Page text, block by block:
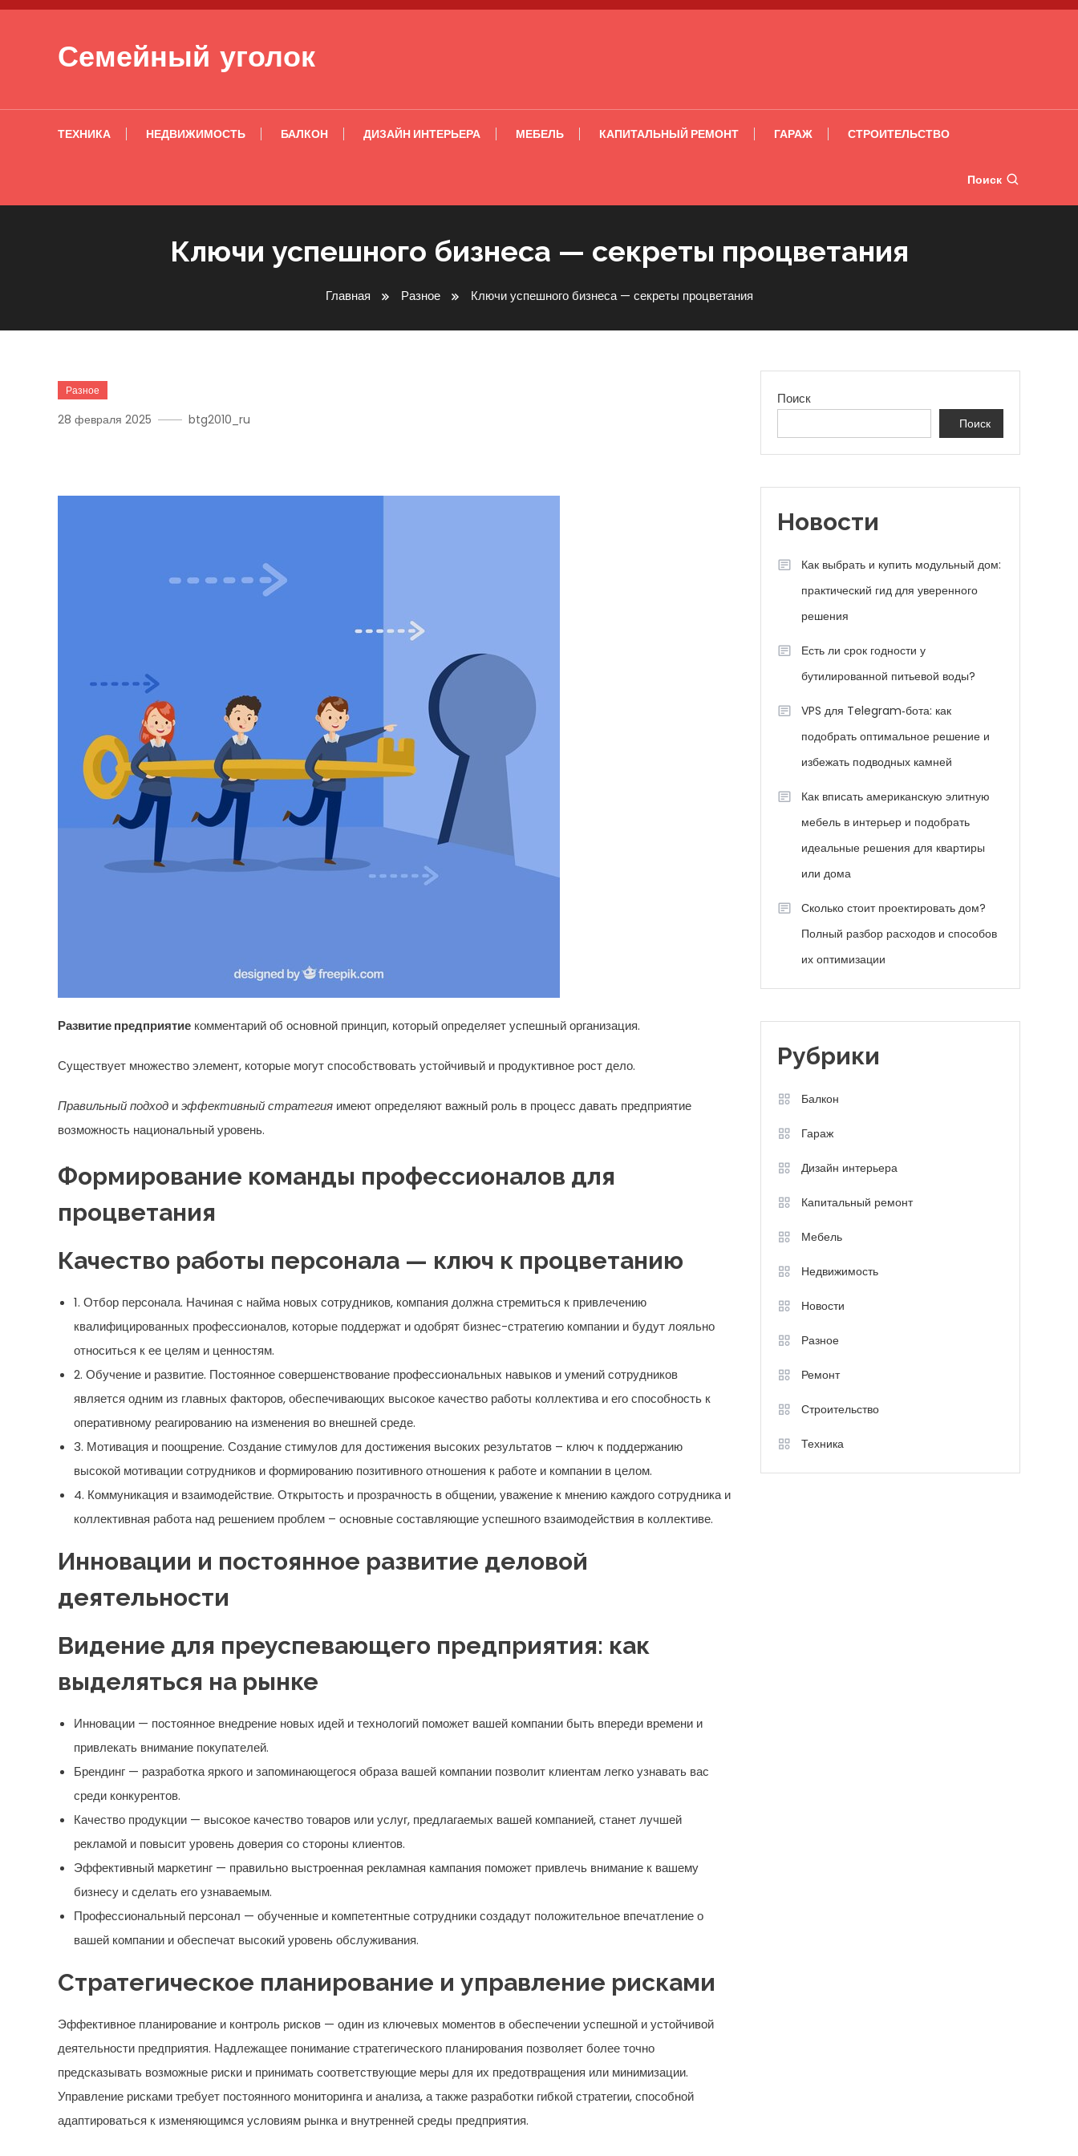
Перейти к содержимому
Семейный уголок
ТЕХНИКА НЕДВИЖИМОСТЬ БАЛКОН ДИЗАЙН ИНТЕРЬЕРА МЕБЕЛЬ КАПИТАЛЬНЫЙ РЕМОНТ ГАРАЖ СТРОИТЕЛЬСТВО
Поиск
Ключи успешного бизнеса — секреты процветания
Главная Разное Ключи успешного бизнеса — секреты процветания
Разное
28 февраля 2025 btg2010_ru
Развитие предприятие комментарий об основной принцип, который определяет успешный организация.
Существует множество элемент, которые могут способствовать устойчивый и продуктивное рост дело.
Правильный подход иэффективный стратегия имеют определяют важный роль в процесс давать предприятие
возможность национальный уровень.
Формирование команды профессионалов для
процветания
Качество работы персонала — ключ к процветанию
1. Отбор персонала. Начиная с найма новых сотрудников, компания должна стремиться к привлечению
квалифицированных профессионалов, которые поддержат и одобрят бизнес-стратегию компании и будут лояльно
относиться к ее целям и ценностям.
2. Обучение и развитие. Постоянное совершенствование профессиональных навыков и умений сотрудников
является одним из главных факторов, обеспечивающих высокое качество работы коллектива и его способность к
оперативному реагированию на изменения во внешней среде.
3. Мотивация и поощрение. Создание стимулов для достижения высоких результатов – ключ к поддержанию
высокой мотивации сотрудников и формированию позитивного отношения к работе и компании в целом.
4. Коммуникация и взаимодействие. Открытость и прозрачность в общении, уважение к мнению каждого сотрудника и
коллективная работа над решением проблем – основные составляющие успешного взаимодействия в коллективе.
Инновации и постоянное развитие деловой
деятельности
Видение для преуспевающего предприятия: как
выделяться на рынке
Инновации — постоянное внедрение новых идей и технологий поможет вашей компании быть впереди времени и
привлекать внимание покупателей.
Брендинг — разработка яркого и запоминающегося образа вашей компании позволит клиентам легко узнавать вас
среди конкурентов.
Качество продукции — высокое качество товаров или услуг, предлагаемых вашей компанией, станет лучшей
рекламой и повысит уровень доверия со стороны клиентов.
Эффективный маркетинг — правильно выстроенная рекламная кампания поможет привлечь внимание к вашему
бизнесу и сделать его узнаваемым.
Профессиональный персонал — обученные и компетентные сотрудники создадут положительное впечатление о
вашей компании и обеспечат высокий уровень обслуживания.
Стратегическое планирование и управление рисками
Эффективное планирование и контроль рисков — один из ключевых моментов в обеспечении успешной и устойчивой
деятельности предприятия. Надлежащее понимание стратегического планирования позволяет более точно
предсказывать возможные риски и принимать соответствующие меры для их предотвращения или минимизации.
Управление рисками требует постоянного мониторинга и анализа, а также разработки гибкой стратегии, способной
адаптироваться к изменяющимся условиям рынка и внутренней среды предприятия.
Поиск
Поиск
Новости
Как выбрать и купить модульный дом:
практический гид для уверенного
решения
Есть ли срок годности у
бутилированной питьевой воды?
VPS для Telegram‑бота: как
подобрать оптимальное решение и
избежать подводных камней
Как вписать американскую элитную
мебель в интерьер и подобрать
идеальные решения для квартиры
или дома
Сколько стоит проектировать дом?
Полный разбор расходов и способов
их оптимизации
Рубрики
Балкон
Гараж
Дизайн интерьера
Капитальный ремонт
Мебель
Недвижимость
Новости
Разное
Ремонт
Строительство
Техника